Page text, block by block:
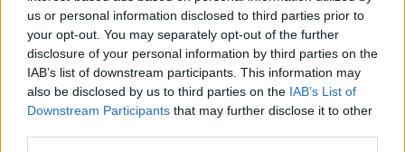
us or personal information disclosed to third parties prior to
your opt-out. You may separately opt-out of the further
disclosure of your personal information by third parties on the
IAB’s list of downstream participants. This information may
also be disclosed by us to third parties on the IAB’s List of
Downstream Participants that may further disclose it to other
Ricevi le nostre ultime news
daGoogle News
Condividi l'articolo